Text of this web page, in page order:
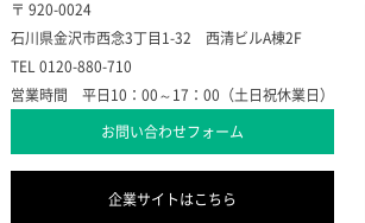
〒 920-0024
石川県金沢市西念3丁目1-32 西清ビルA棟2F
TEL 0120-880-710
営業時間 平日10：00～17：00（土日祝休業日）
お問い合わせフォーム
企業サイトはこちら